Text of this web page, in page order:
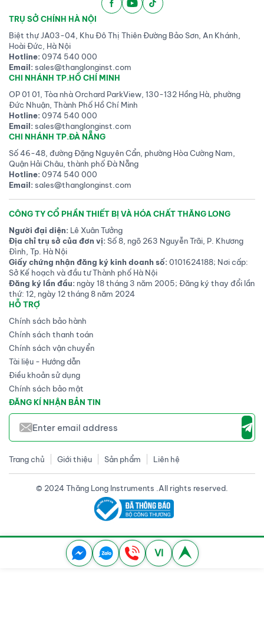
liên quan tới việc phát hiện và
định lượng các chất opioid
các mẫu sinh học như máu,
TRỤ SỞ CHÍNH HÀ NỘI
Biệt thự JA03-04, Khu Đô Thị Thiên Đường Bảo Sơn, An Khánh,
Hoài Đức, Hà Nội
Hotline:0974 540 000
Email:sales@thanglonginst.com
CHI NHÁNH TP.HỒ CHÍ MINH
OP 01 01, Tòa nhà Orchard ParkView, 130-132 Hồng Hà, phường
Đức Nhuận, Thành Phố Hồ Chí Minh
Hotline:0974 540 000
Email:sales@thanglonginst.com
CHI NHÁNH TP.ĐÀ NẴNG
Số 46-48, đường Đặng Nguyên Cẩn, phường Hòa Cường Nam,
Quận Hải Châu, thành phố Đà Nẵng
Hotline:0974 540 000
Email:sales@thanglonginst.com
CÔNG TY CỔ PHẦN THIẾT BỊ VÀ HÓA CHẤT THĂNG LONG
Người đại diện: Lê Xuân Tưởng
Địa chỉ trụ sở của đơn vị:Số 8, ngõ 263 Nguyễn Trãi, P. Khương
Đình, Tp. Hà Nội
Giấy chứng nhận đăng ký kinh doanh số:0101624188; Nơi cấp:
Sở Kế hoạch và đầu tư Thành phố Hà Nội
Đăng ký lần đầu: ngày 18 tháng 3 năm 2005; Đăng ký thay đổi lần
thứ: 12, ngày 12 tháng 8 năm 2024
HỖ TRỢ
Chính sách bảo hành
Chính sách thanh toán
Chính sách vận chuyển
Tài liệu - Hướng dẫn
Điều khoản sử dụng
Chính sách bảo mật
ĐĂNG KÍ NHẬN BẢN TIN
Trang chủ Giới thiệu Sản phẩm Liên hệ
© 2024 Thăng Long Instruments .All rights reserved.
VI